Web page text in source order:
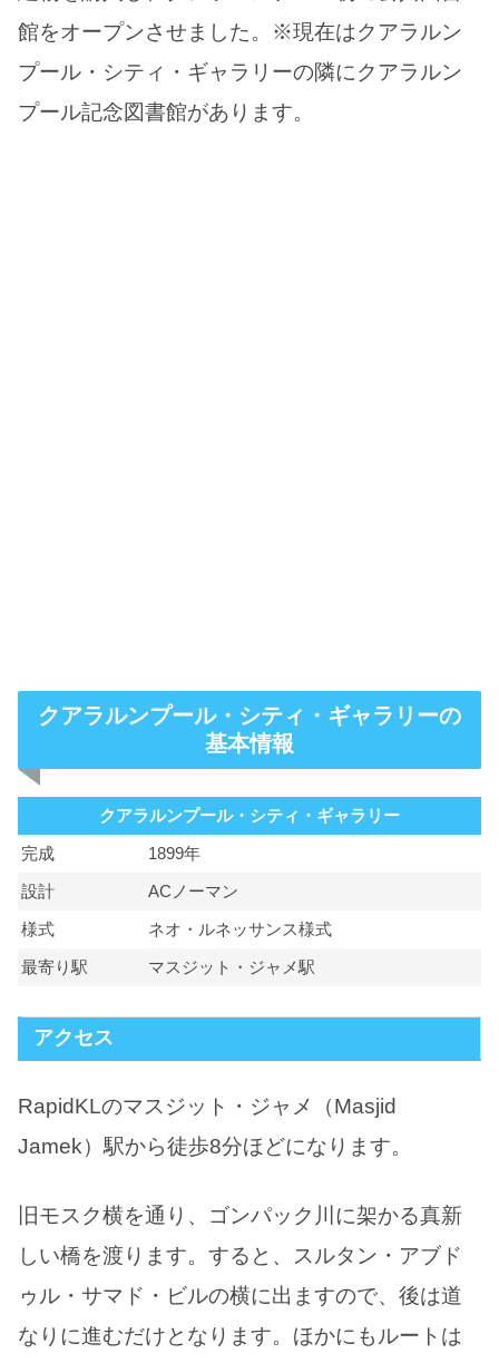
館をオープンさせました。※現在はクアラルン
プール・シティ・ギャラリーの隣にクアラルン
プール記念図書館があります。
クアラルンプール・シティ・ギャラリーの
基本情報
クアラルンプール・シティ・ギャラリー
完成
1899年
設計
ACノーマン
様式
ネオ・ルネッサンス様式
最寄り駅
マスジット・ジャメ駅
アクセス
RapidKLのマスジット・ジャメ（Masjid
Jamek）駅から徒歩8分ほどになります。
旧モスク横を通り、ゴンパック川に架かる真新
しい橋を渡ります。すると、スルタン・アブド
ゥル・サマド・ビルの横に出ますので、後は道
なりに進むだけとなります。ほかにもルートは